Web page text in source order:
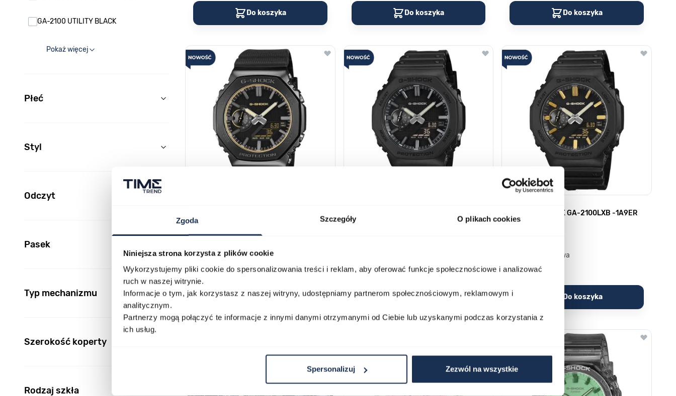
Zgoda Szczegóły O plikach cookies
Niniejsza strona korzysta z plików cookie
Wykorzystujemy pliki cookie do spersonalizowania treści i reklam, aby oferować funkcje społecznościowe i analizować
ruch w naszej witrynie.
Informacje o tym, jak korzystasz z naszej witryny, udostępniamy partnerom społecznościowym, reklamowym i
analitycznym.
Partnerzy mogą połączyć te informacje z innymi danymi otrzymanymi od Ciebie lub uzyskanymi podczas korzystania z
ich usług.
Spersonalizuj Zezwól na wszystkie
GA-2100 UTILITY BLACK
Pokaż więcej
Płeć
Styl
Odczyt
Pasek
Typ mechanizmu
Szerokość koperty
Rodzaj szkła
Do koszyka Do koszyka Do koszyka
05363764
Darmowa dostawa
Porównaj
Do koszyka
05363700
Porównaj
Do koszyka
CASIO G-SHOCK GA-2100LXB -1A9ER
05363694
Darmowa dostawa
Porównaj
Do koszyka